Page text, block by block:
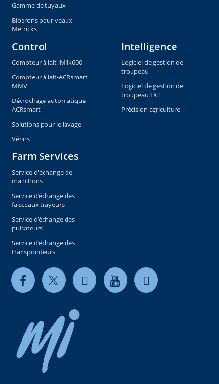
Gamme de tuyaux
Biberons pour veaux
Merricks
Control
Compteur à lait iMilk600
Compteur à lait-ACRsmart
MMV
Décrochage automatique
ACRsmart
Solutions pour le lavage
Vérins
Intelligence
Logiciel de gestion de
troupeau
Logiciel de gestion de
troupeau EXT
Précision agriculture
Farm Services
Service d'échange de
manchons
Service d’échange des
faisceaux trayeurs
Service d’échange des
pulsateurs
Service d’échange des
transpondeurs